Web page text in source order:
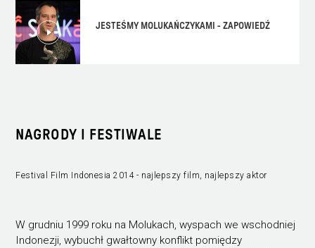
JESTEŚMY MOLUKAŃCZYKAMI - ZAPOWIEDŹ
NAGRODY I FESTIWALE
Festival Film Indonesia 2014 - najlepszy film, najlepszy aktor
W grudniu 1999 roku na Molukach, wyspach we wschodniej
Indonezji, wybuchł gwałtowny konflikt pomiędzy